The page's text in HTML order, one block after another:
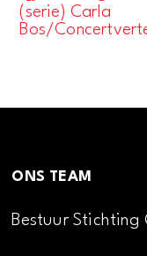
Navigatie
(serie) Carla
Bos/
ONS TEAM
Bestuur Stichting